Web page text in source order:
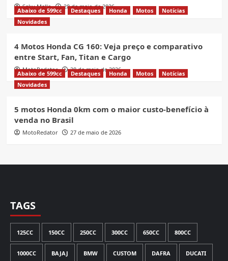
Seku Mello 28 de maio de 2026
Abaixo de 599cc Destaques Honda Motos
Notícias
Novidades
4 Motos Honda CG 160: Veja preço e comparativo
entre Start, Fan, Titan e Cargo
MotoRedator 28 de maio de 2026
Abaixo de 599cc Destaques Honda Motos
Notícias
Novidades
5 motos Honda 0km com o maior custo-benefício à
venda no Brasil
MotoRedator 27 de maio de 2026
TAGS
125CC 150CC 250CC 300CC 650CC 800CC
1000CC BAJAJ BMW CUSTOM DAFRA DUCATI